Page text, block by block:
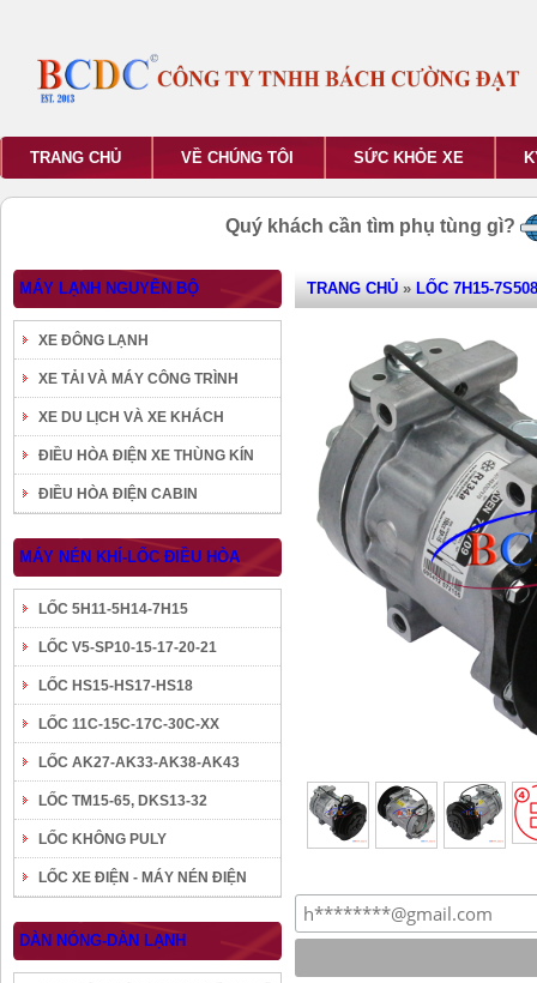
TRANG CHỦ VỀ CHÚNG TÔI SỨC KHỎE XE
Quý khách cần tìm phụ tùng gì?
MÁY LẠNH NGUYÊN BỘ
XE ĐÔNG LẠNH
XE TẢI VÀ MÁY CÔNG TRÌNH
XE DU LỊCH VÀ XE KHÁCH
ĐIỀU HÒA ĐIỆN XE THÙNG KÍN
ĐIỀU HÒA ĐIỆN CABIN
MÁY NÉN KHÍ-LỐC ĐIỀU HÒA
LỐC 5H11-5H14-7H15
LỐC V5-SP10-15-17-20-21
LỐC HS15-HS17-HS18
LỐC 11C-15C-17C-30C-XX
LỐC AK27-AK33-AK38-AK43
LỐC TM15-65, DKS13-32
LỐC KHÔNG PULY
LỐC XE ĐIỆN - MÁY NÉN ĐIỆN
DÀN NÓNG-DÀN LẠNH
TRANG CHỦ » LỐC 7H15-